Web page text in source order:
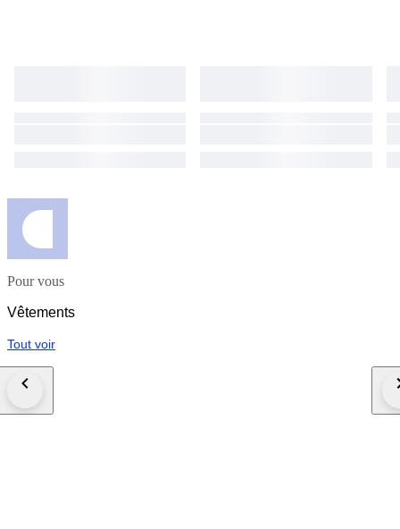
Pour vous
Vêtements
Tout voir